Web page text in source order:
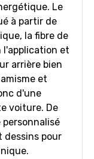
Le
à partir de
la fibre de
l'application et
arrière bien
et
d'une
voiture. De
dessins pour